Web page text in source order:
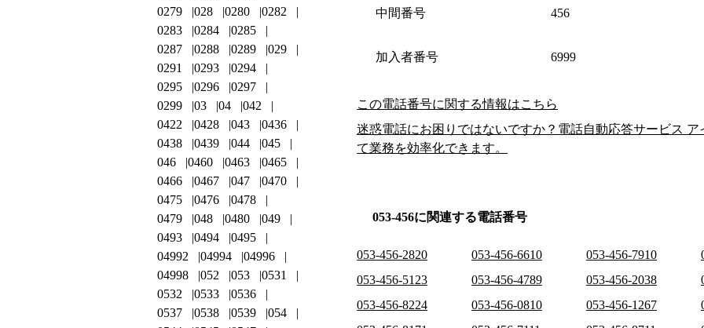
中間番号 456
加入者番号 6999
この電話番号に関する情報はこちら
迷惑電話にお困りではないですか？電話自動応答サービス
て業務を効率化できます。
053-456に関連する電話番号
053-456-2820 053-456-6610 053-456-7910
053-456-5123
053-456-4789 053-456-2038
053-456-8224
053-456-0810 053-456-1267
0279
028 0280
0282
0283
0284
0285
0287
0288 0289
029
0291
0293
0294
0295
0296
0297
0299
03 04
042
0422
0428 043
0436
0438
0439 044
045
046
0460 0463
0465
0466
0467 047
0470
0475
0476
0478
0479
048 0480
049
0493
0494
0495
04992
04994
04996
04998
052 053
0531
0532
0533
0536
0537
0538 0539
054